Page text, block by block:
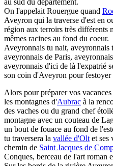
On l'appelait Rouergue quand
Aveyron qui la traverse d'est en
région aux terroirs très différents
mêmes racines au fond du coeur.
Aveyronnais tu nait, aveyronnais
aveyronnais de Paris,
aveyronnais d'ici de là l'expatrié
son coin d'Aveyron pour festoyer
Alors pour préparer vos
les montagnes d'Aubrac à la
des vaches ou du grand chef
montagne avec un couteau de
un bout de fouace au fond de
tu traversera la vallée d'Olt et ses
chemin de Saint Jacques de
Conques, berceau de l'art roman